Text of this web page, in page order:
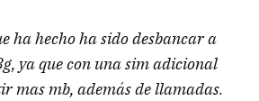
ha hecho ha sido desbancar a
ya que con una sim adicional
mas mb, además de llamadas.